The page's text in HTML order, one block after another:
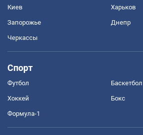
Киев Харьков
Запорожье Днепр
Черкассы
Спорт
Футбол Баскетбол
Хоккей Бокс
Формула-1